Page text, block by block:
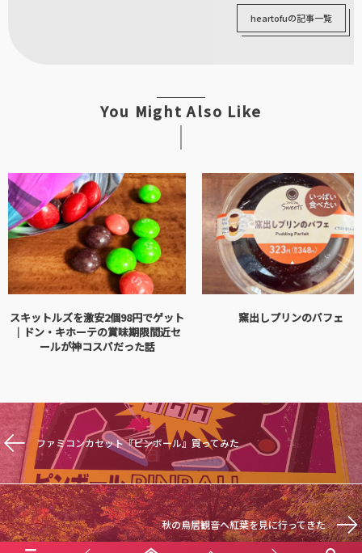
heartofuの記事一覧
You Might Also Like
スキットルズを激安2個98円でゲット
｜ドン・キホーテの賞味期限間近セ
ールが神コスパだった話
窯出しプリンのパフェ
ファミコンカセット『ピンボール』買ってみた
秋の鳥居観音へ紅葉を見に行ってきた